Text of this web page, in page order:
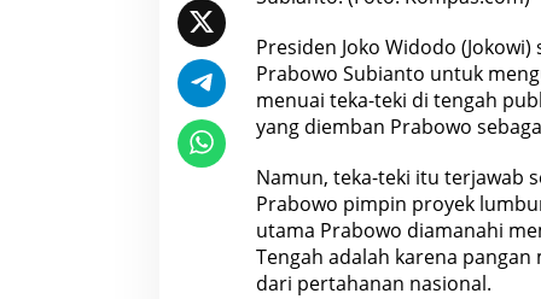
Presiden Joko Widodo
Prabowo Subianto untuk
menuai teka-teki di tengah
yang diemban Prabowo
Namun, teka-teki itu terjawab
Prabowo pimpin proyek
utama Prabowo diamanahi
Tengah adalah karena
dari pertahanan nasional.